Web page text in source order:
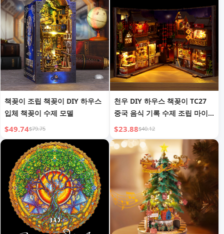
책꽂이 조립 책꽂이 DIY 하우스
입체 책꽂이 수제 모델
$49.74$79.75
천우 DIY 하우스 책꽂이 TC27
중국 음식 기록 수제 조립 마이
크로 3D 입체 퍼즐 창의적인 선
물
$23.88$40.12